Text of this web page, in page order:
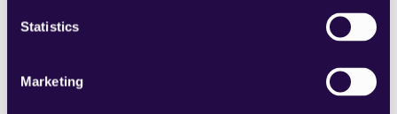
Statistics
Marketing